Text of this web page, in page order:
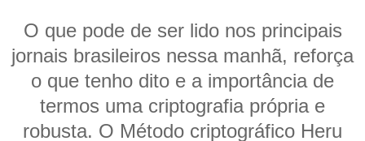
O que pode de ser lido nos principais
jornais brasileiros nessa manhã, reforça
o que tenho dito e a importância de
termos uma criptografia própria e
robusta. O Método criptográfico Heru